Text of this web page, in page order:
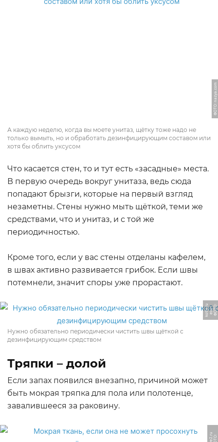
ФОТО: nazya.com
А каждую неделю, когда вы моете унитаз, щётку тоже надо не
только вымыть, но и обработать дезинфицирующим составом или
хотя бы облить уксусом
Что касается стен, то и тут есть «засадные» места.
В первую очередь вокруг унитаза, ведь сюда
попадают брызги, которые на первый взгляд
незаметны. Стены нужно мыть щёткой, теми же
средствами, что и унитаз, и с той же
периодичностью.
Кроме того, если у вас стены отделаны кафелем,
в швах активно развивается грибок. Если швы
потемнели, значит споры уже прорастают.
Ф
О
Т
О:
e
c
o
-k
o
tl
y.
r
u
Нужно обязательно периодически чистить швы щёткой с
дезинфицирующим средством
Тряпки – долой
Если запах появился внезапно, причиной может
быть мокрая тряпка для пола или полотенце,
завалившееся за раковину.